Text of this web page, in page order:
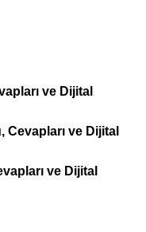
ve Dijital
Cevapları ve Dijital
ve Dijital